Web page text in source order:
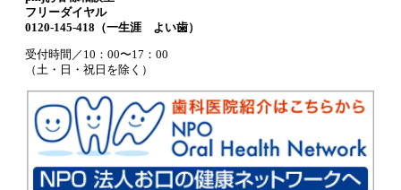
フリーダイヤル
0120-145-418（一生涯 よい歯）
受付時間／10：00〜17：00
（土・日・祝日を除く）